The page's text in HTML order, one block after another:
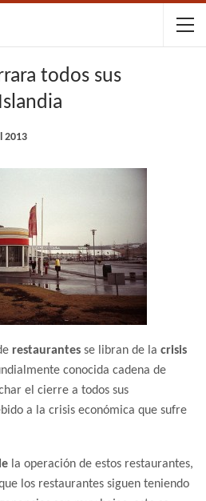
todos sus
2013
restaurantes se libran de la crisis
conocida cadena de
el cierre a todos sus
a la crisis económica que sufre
la operación de estos restaurantes,
los restaurantes siguen teniendo